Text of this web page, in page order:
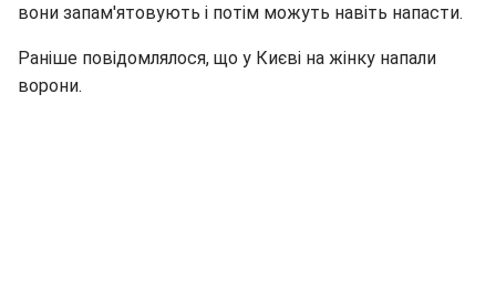
вони запам'ятовують і потім можуть навіть напасти.
Раніше повідомлялося, що у Києві на жінку напали
ворони.